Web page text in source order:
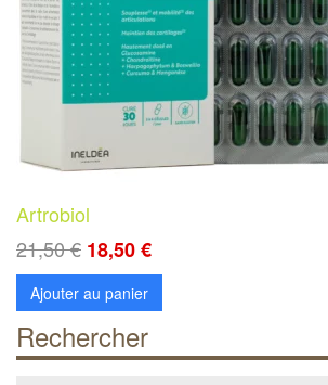
Artrobiol
21,50€ 18,50€
Ajouter au panier
Rechercher